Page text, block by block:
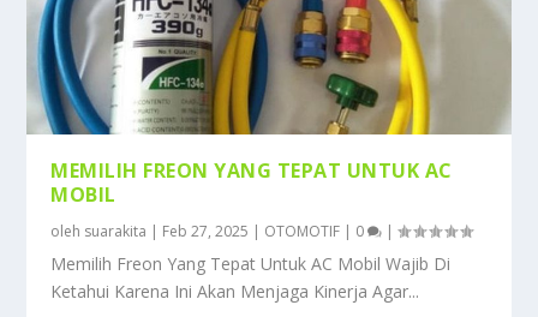
MEMILIH FREON YANG TEPAT UNTUK AC
MOBIL
oleh suarakita | Feb 27, 2025 | OTOMOTIF | 0 |
Memilih Freon Yang Tepat Untuk AC Mobil Wajib Di
Ketahui Karena Ini Akan Menjaga Kinerja Agar...